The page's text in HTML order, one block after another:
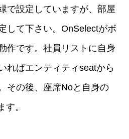
で設定していますが、部屋
して下さい。OnSelectがボ
作です。社員リストに自身
ればエンティティseatから
その後、座席Noと自身の
。